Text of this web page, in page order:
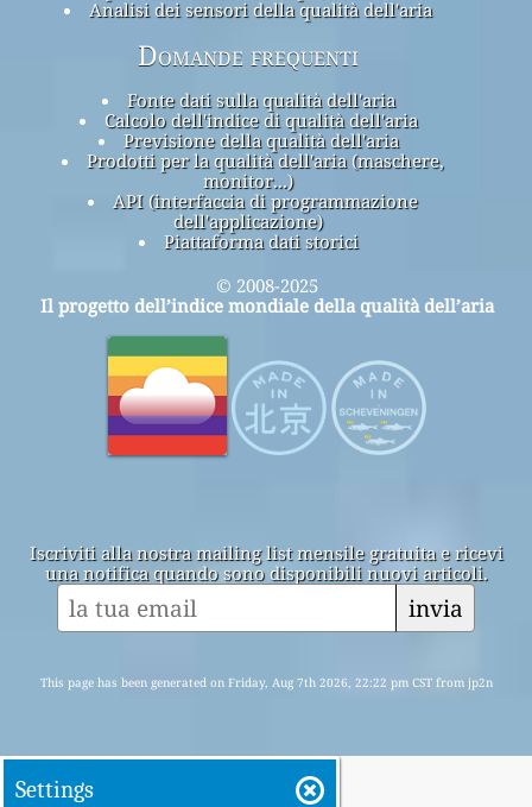
Analisi dei sensori della qualità dell'aria
Domande frequenti
Fonte dati sulla qualità dell'aria
Calcolo dell'indice di qualità dell'aria
Previsione della qualità dell'aria
Prodotti per la qualità dell'aria (maschere,
monitor...)
API (interfaccia di programmazione
dell'applicazione)
Piattaforma dati storici
© 2008-2025
Il progetto dell’indice mondiale della qualità dell’aria
Iscriviti alla nostra mailing list mensile gratuita e ricevi
una notifica quando sono disponibili nuovi articoli.
invia
This page has been generated on Friday, Aug 7th 2026, 22:22 pm CST from jp2n
Settings